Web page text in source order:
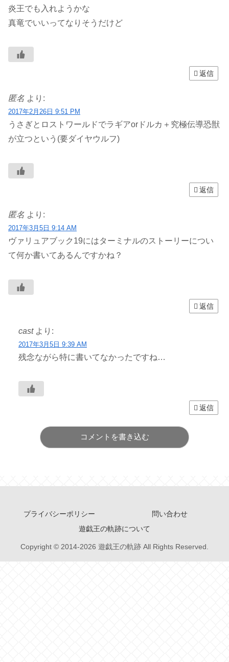
炎王でも入れようかな
真竜でいいってなりそうだけど
返信
匿名 より:
2017年2月26日 9:51 PM
うさぎとロストワールドでラギアorドルカ＋究極伝導恐獣
が立つという(要ダイヤウルフ)
返信
匿名 より:
2017年3月5日 9:14 AM
ヴァリュアブック19にはターミナルのストーリーについ
て何か書いてあるんですかね？
返信
cast より:
2017年3月5日 9:39 AM
残念ながら特に書いてなかったですね…
返信
コメントを書き込む
プライバシーポリシー
問い合わせ
遊戯王の軌跡について
Copyright © 2014-2026 遊戯王の軌跡 All Rights Reserved.